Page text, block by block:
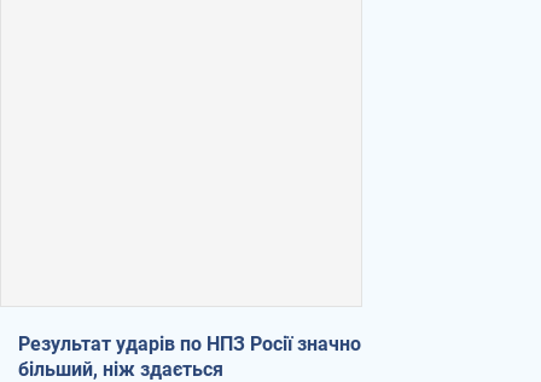
Результат ударів по НПЗ Росії значно
більший, ніж здається